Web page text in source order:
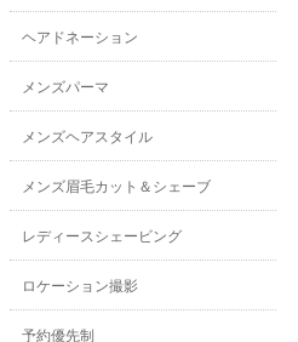
ヘアドネーション
メンズパーマ
メンズヘアスタイル
メンズ眉毛カット＆シェーブ
レディースシェービング
ロケーション撮影
予約優先制